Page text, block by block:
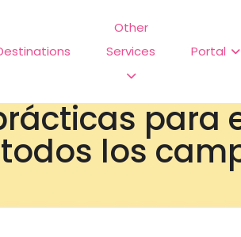
Other
Services
Portal
para
todos los